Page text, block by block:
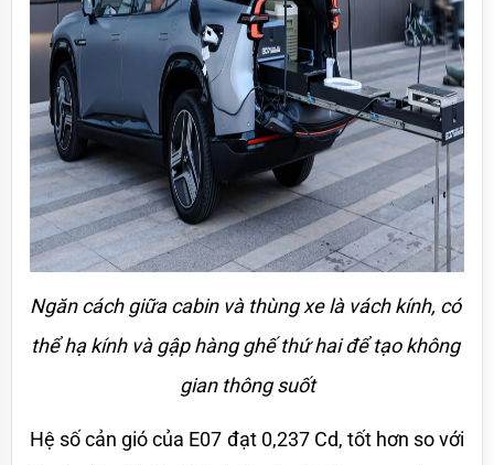
Ngăn cách giữa cabin và thùng xe là vách kính, có
thể hạ kính và gập hàng ghế thứ hai để tạo không
gian thông suốt
Hệ số cản gió của E07 đạt 0,237 Cd, tốt hơn so với